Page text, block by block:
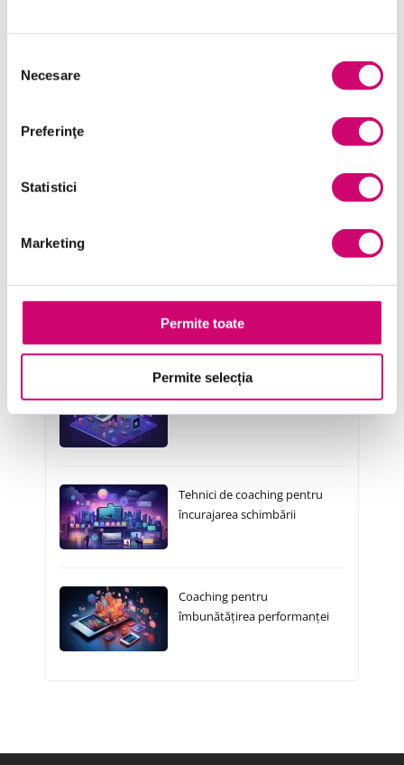
consimțământului
Necesare
Preferinţe
Statistici
Marketing
Permite toate
Permite selecția
Project Management
Transformare Digitală
Cursuri Similare
Tehnici de coaching pentru
încurajarea schimbării
Coaching pentru
îmbunătățirea performanței